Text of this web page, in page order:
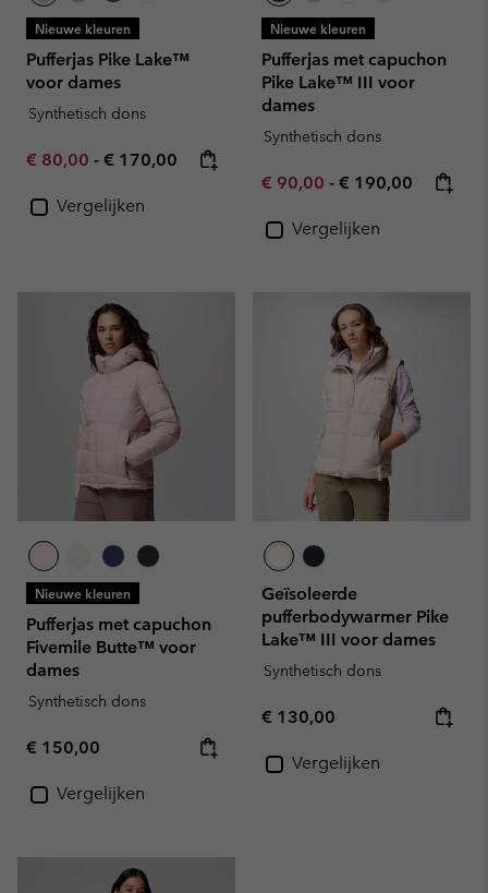
Nieuwe kleuren
Pufferjas Pike Lake™
voor dames
Synthetisch dons
Minimum sale price:
€ 80,00 - Maximum price:
€ 170,00
Vergelijken
Nieuwe kleuren
Pufferjas met capuchon
Pike Lake™ III voor
dames
Synthetisch dons
Minimum sale price:
€ 90,00 - Maximum price:
€ 190,00
Vergelijken
Nieuwe kleuren
Pufferjas met capuchon
Fivemile Butte™ voor
dames
Synthetisch dons
Regular price:
€ 150,00
Vergelijken
Geïsoleerde
pufferbodywarmer Pike
Lake™ III voor dames
Synthetisch dons
Regular price:
€ 130,00
Vergelijken